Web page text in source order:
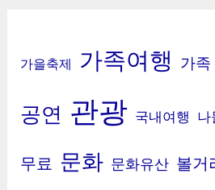
가을축제 가족여행 가족
공연 관광 국내여행 나
무료 문화 문화유산 볼거